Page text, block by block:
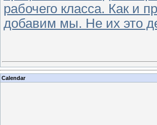
рабочего класса. Как и
добавим мы. Не их это
Calendar